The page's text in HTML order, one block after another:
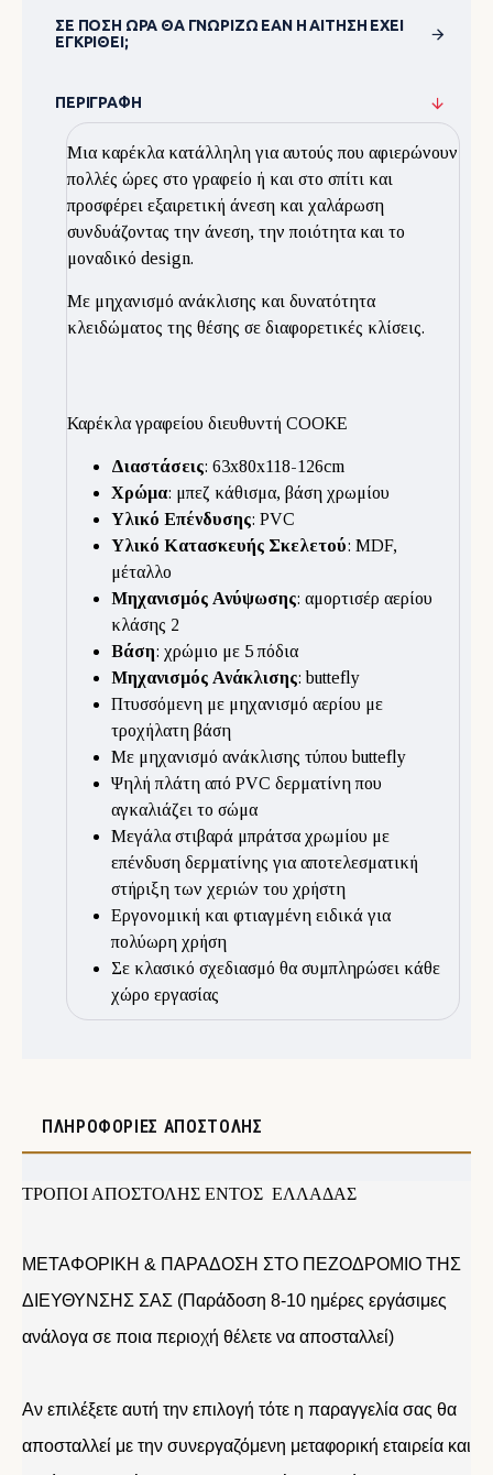
ΣΕ ΠΌΣΗ ΏΡΑ ΘΑ ΓΝΩΡΊΖΩ ΕΆΝ Η ΑΊΤΗΣΗ ΈΧΕΙ
ΕΓΚΡΙΘΕΊ;
ΠΕΡΙΓΡΑΦΉ
Μια καρέκλα κατάλληλη για αυτούς που αφιερώνουν
πολλές ώρες στο γραφείο ή και στο σπίτι και
προσφέρει εξαιρετική άνεση και χαλάρωση
συνδυάζοντας την άνεση, την ποιότητα και το
μοναδικό design.
Με μηχανισμό ανάκλισης και δυνατότητα
κλειδώματος της θέσης σε διαφορετικές κλίσεις.
Καρέκλα γραφείου διευθυντή COOKE
Διαστάσεις: 63x80x118-126cm
Χρώμα: μπεζ κάθισμα, βάση χρωμίου
Υλικό Επένδυσης: PVC
Υλικό Κατασκευής Σκελετού: MDF,
μέταλλο
Μηχανισμός Ανύψωσης: αμορτισέρ αερίου
κλάσης 2
Βάση: χρώμιο με 5 πόδια
Μηχανισμός Ανάκλισης: buttefly
Πτυσσόμενη με μηχανισμό αερίου με
τροχήλατη βάση
Με μηχανισμό ανάκλισης τύπου buttefly
Ψηλή πλάτη από PVC δερματίνη που
αγκαλιάζει το σώμα
Μεγάλα στιβαρά μπράτσα χρωμίου με
επένδυση δερματίνης για αποτελεσματική
στήριξη των χεριών του χρήστη
Εργονομική και φτιαγμένη ειδικά για
πολύωρη χρήση
Σε κλασικό σχεδιασμό θα συμπληρώσει κάθε
χώρο εργασίας
ΠΛΗΡΟΦΟΡΊΕΣ ΑΠΟΣΤΟΛΉΣ
ΤΡΟΠΟΙ ΑΠΟΣΤΟΛΗΣ ΕΝΤΟΣ ΕΛΛΑΔΑΣ
ΜΕΤΑΦΟΡΙΚΗ & ΠΑΡΑΔΟΣΗ ΣΤΟ ΠΕΖΟΔΡΟΜΙΟ ΤΗΣ
ΔΙΕΥΘΥΝΣΗΣ ΣΑΣ (Παράδοση 8-10 ημέρες εργάσιμες
ανάλογα σε ποια περιοχή θέλετε να αποσταλλεί)
Αν επιλέξετε αυτή την επιλογή τότε η παραγγελία σας θα
αποσταλλεί με την συνεργαζόμενη μεταφορική εταιρεία και